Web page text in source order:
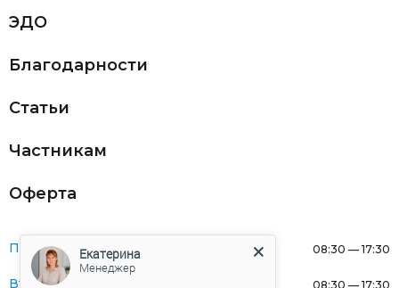
ЭДО
Благодарности
Статьи
Частникам
Оферта
Понедельник: 08:30 — 17:30
Вторник: 08:30 — 17:30
Екатерина
Менеджер